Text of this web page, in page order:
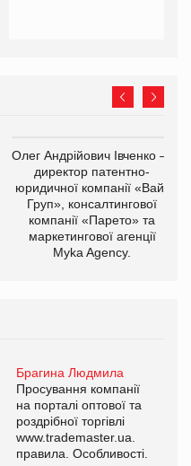
Олег Андрійович Івченко —
директор патентно-
юридичної компанії «Вайз
Груп», консалтингової
компанії «Парето» та
маркетингової агенції
Myka Agency.
Брагина Людмила
Просування компанії
на порталі оптової та
роздрібної торгівлі
www.trademaster.ua.
правила. Особливості.